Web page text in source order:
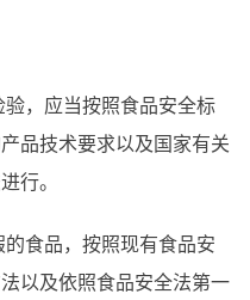
，应当按照食品安全标
品技术要求以及国家有关
行。
的食品，按照现有食品安
以及依照食品安全法第一